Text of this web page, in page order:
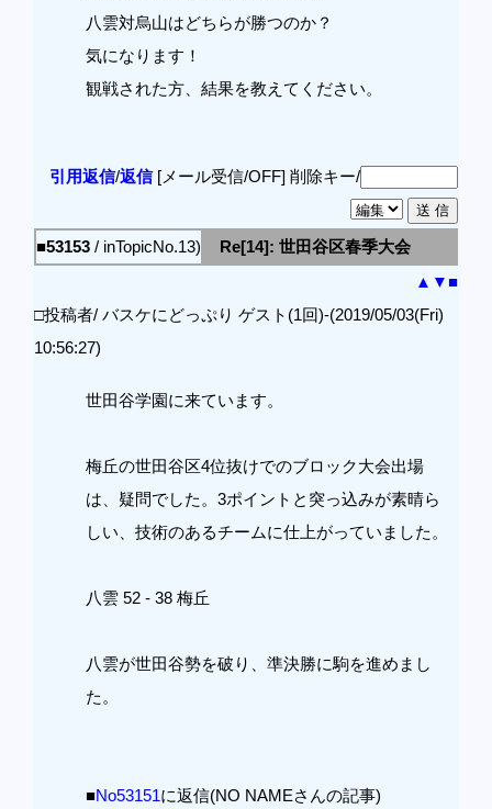
八雲対烏山はどちらが勝つのか？
気になります！
観戦された方、結果を教えてください。
引用返信/返信[メール受信/OFF] 削除キー/
■53153 / inTopicNo.13)
Re[14]: 世田谷区春季大会
▲ ▼■
□投稿者/ バスケにどっぷり ゲスト(1回)-(2019/05/03(Fri)
10:56:27)
世田谷学園に来ています。
梅丘の世田谷区4位抜けでのブロック大会出場
は、疑問でした。3ポイントと突っ込みが素晴ら
しい、技術のあるチームに仕上がっていました。
八雲 52 - 38 梅丘
八雲が世田谷勢を破り、準決勝に駒を進めまし
た。
■No53151に返信(NO NAMEさんの記事)